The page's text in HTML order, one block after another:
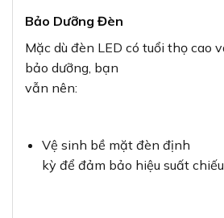
Bảo Dưỡng Đèn
Mặc dù đèn LED có tuổi thọ cao
bảo dưỡng, bạn
vẫn nên:
Vệ sinh bề mặt đèn định
kỳ để đảm bảo hiệu suất